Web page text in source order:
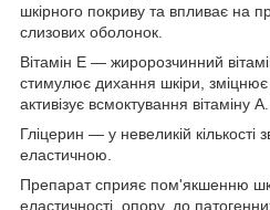
шкірного покриву та впливає на
слизових оболонок.
Вітамін Е — жиророзчинний
стимулює дихання шкіри, зміцнює
активізує всмоктування вітаміну А.
Гліцерин — у невеликій кількості
еластичною.
Препарат сприяє пом'якшенню
еластичності, опору, до